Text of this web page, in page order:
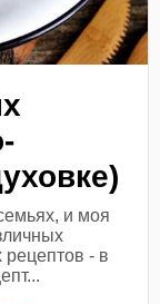
и моя
- в